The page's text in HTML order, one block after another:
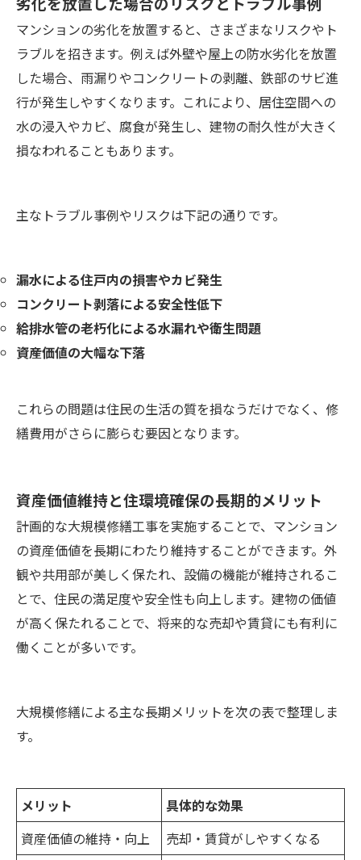
マンションの劣化を放置すると、さまざまなリスクやト
ラブルを招きます。例えば外壁や屋上の防水劣化を放置
した場合、雨漏りやコンクリートの剥離、鉄部のサビ進
行が発生しやすくなります。これにより、居住空間への
水の浸入やカビ、腐食が発生し、建物の耐久性が大きく
損なわれることもあります。
主なトラブル事例やリスクは下記の通りです。
漏水による住戸内の損害やカビ発生
コンクリート剥落による安全性低下
給排水管の老朽化による水漏れや衛生問題
資産価値の大幅な下落
これらの問題は住民の生活の質を損なうだけでなく、修
繕費用がさらに膨らむ要因となります。
資産価値維持と住環境確保の長期的メリット
計画的な大規模修繕工事を実施することで、マンション
の資産価値を長期にわたり維持することができます。外
観や共用部が美しく保たれ、設備の機能が維持されるこ
とで、住民の満足度や安全性も向上します。建物の価値
が高く保たれることで、将来的な売却や賃貸にも有利に
働くことが多いです。
大規模修繕による主な長期メリットを次の表で整理しま
す。
メリット
具体的な効果
資産価値の維持・向上
売却・賃貸がしやすくなる